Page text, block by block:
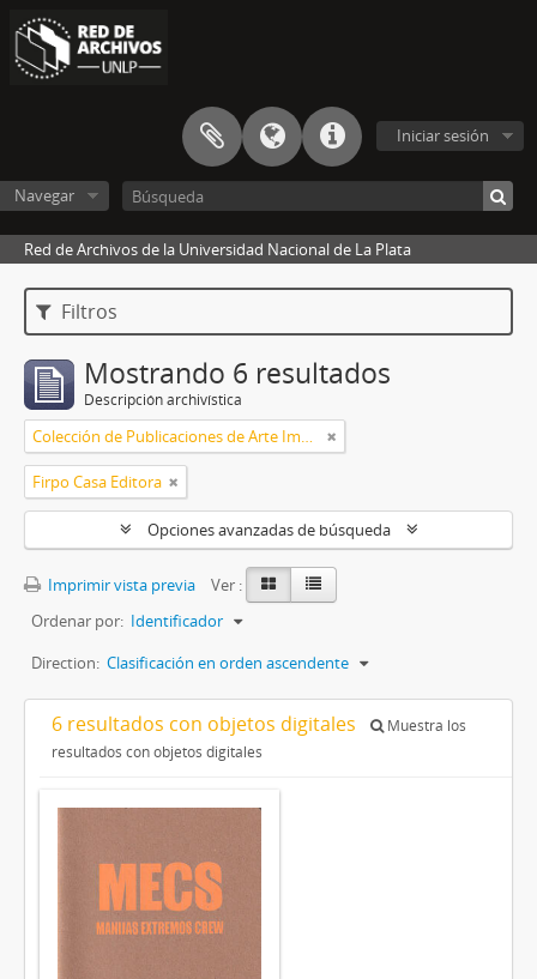
Iniciar sesión
Navegar
Red de Archivos de la Universidad Nacional de La Plata
Filtros
Mostrando 6 resultados
Descripción archivística
Colección de Publicaciones de Arte Impreso
Firpo Casa Editora
Opciones avanzadas de búsqueda
Imprimir vista previa
Ver :
Ordenar por: Identificador
Direction: Clasificación en orden ascendente
6 resultados con objetos digitales
Muestra los
resultados con objetos digitales